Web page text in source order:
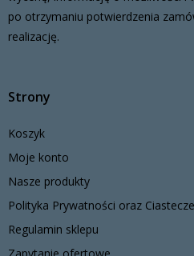
po otrzymaniu potwierdzenia
realizację.
Strony
Koszyk
Moje konto
Nasze produkty
Polityka Prywatności oraz
Regulamin sklepu
Zapytanie ofertowe